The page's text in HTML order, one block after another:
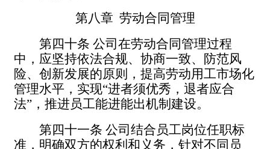
第八章 劳动合同管理
第四十条 公司在劳动合同管理过程
中，应坚持依法合规、协商一致、防范风
险、创新发展的原则，提高劳动用工市场化
管理水平，实现“进者须优秀，退者应合
法”，推进员工能进能出机制建设。
第四十一条 公司结合员工岗位任职标
准，明确双方的权利和义务，针对不同员